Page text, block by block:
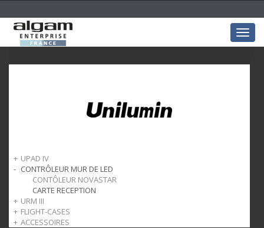
UPAD IV
UPAD IV 1.9
CONTRÔLEUR MUR DE LED
CONTÔLEUR NOVASTAR
CARTE RECEPTION
URM III
URM III 3.9 OUTDOOR
URM III 2.6 INDOOR
FLIGHT-CASES
Flightcase UPAD IV
ACCESSOIRES